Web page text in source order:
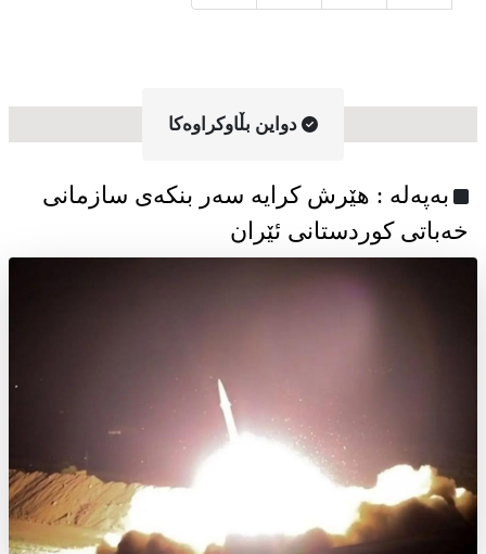
دواین بڵاوکراوه‌کا
به‌په‌له‌ : هێرش کرایە سەر بنکەی سازمانی
خەباتی کوردستانی ئێران